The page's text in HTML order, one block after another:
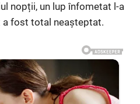
nopții, un lup înfometat l-a
a fost total neașteptat.